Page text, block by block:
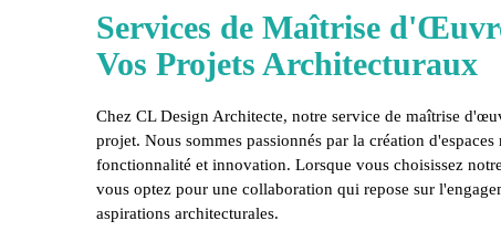
Services de Maîtrise
Vos Projets Architecturaux
Chez CL Design Architecte, notre service de maîtrise
projet. Nous sommes passionnés par la création
fonctionnalité et innovation. Lorsque vous choisissez
vous optez pour une collaboration qui repose sur
aspirations architecturales.